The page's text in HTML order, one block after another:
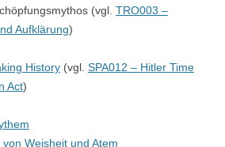
(vgl. TRO003 –
Aufklärung)
History (vgl. SPA012 – Hitler Time
Act)
Weisheit und Atem